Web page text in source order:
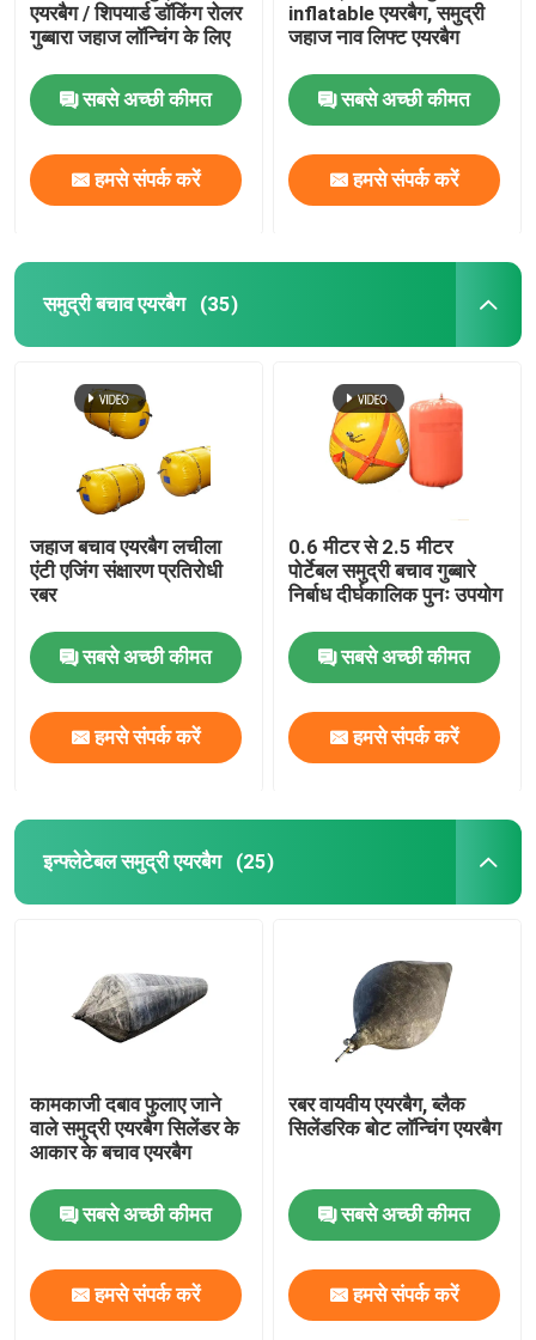
पानी के वजन का थैला
क्रेन लोड टेस्ट के लिए पानी के बैग
एयरबैग / शिपयार्ड डॉकिंग रोलर
गुब्बारा जहाज लॉन्चिंग के लिए
सबसे अच्छी कीमत
हमसे संपर्क करें
inflatable एयरबैग, समुद्री
जहाज नाव लिफ्ट एयरबैग
सबसे अच्छी कीमत
हमसे संपर्क करें
समुद्री बचाव एयरबैग (35)
जहाज बचाव एयरबैग लचीला
एंटी एजिंग संक्षारण प्रतिरोधी
रबर
सबसे अच्छी कीमत
हमसे संपर्क करें
0.6 मीटर से 2.5 मीटर
पोर्टेबल समुद्री बचाव गुब्बारे
निर्बाध दीर्घकालिक पुनः उपयोग
सबसे अच्छी कीमत
हमसे संपर्क करें
इन्फ्लेटेबल समुद्री एयरबैग (25)
कामकाजी दबाव फुलाए जाने
वाले समुद्री एयरबैग सिलेंडर के
आकार के बचाव एयरबैग
सबसे अच्छी कीमत
हमसे संपर्क करें
रबर वायवीय एयरबैग, ब्लैक
सिलेंडरिक बोट लॉन्चिंग एयरबैग
सबसे अच्छी कीमत
हमसे संपर्क करें